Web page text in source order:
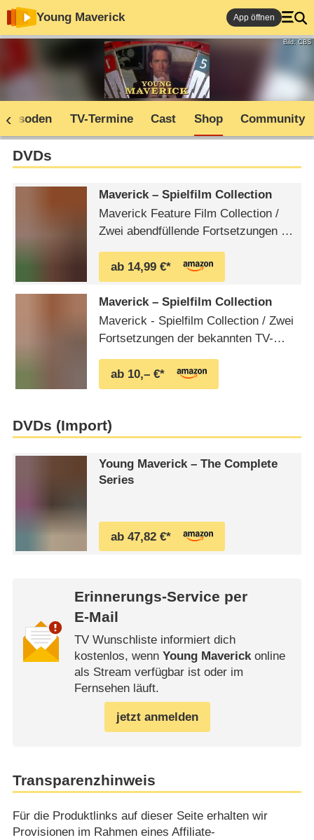
Young Maverick App öffnen
Bild: CBS
Episoden TV-Termine Cast Shop Community
DVDs
Maverick – Spielfilm Collection
Maverick Feature Film Collection /
Zwei abendfüllende Fortsetzungen der
Garner Pidax Western-Klassiker
PHYSISCHER FILM AL VE
ab 14,99 €*
Maverick – Spielfilm Collection
Maverick - Spielfilm Collection / Zwei
Fortsetzungen der bekannten TV-
Spielfilmlänge (Pidax Western-
Klassiker)
ab 10,– €*
DVDs (Import)
Young Maverick – The Complete
Series
ab 47,82 €*
Erinnerungs-Service per
E-Mail
TV Wunschliste informiert dich
kostenlos, wenn Young Maverickonline
als Stream verfügbar ist oder im
Fernsehen läuft.
jetzt anmelden
Transparenzhinweis
Für die Produktlinks auf dieser Seite erhalten wir
Provisionen im Rahmen eines Affiliate-